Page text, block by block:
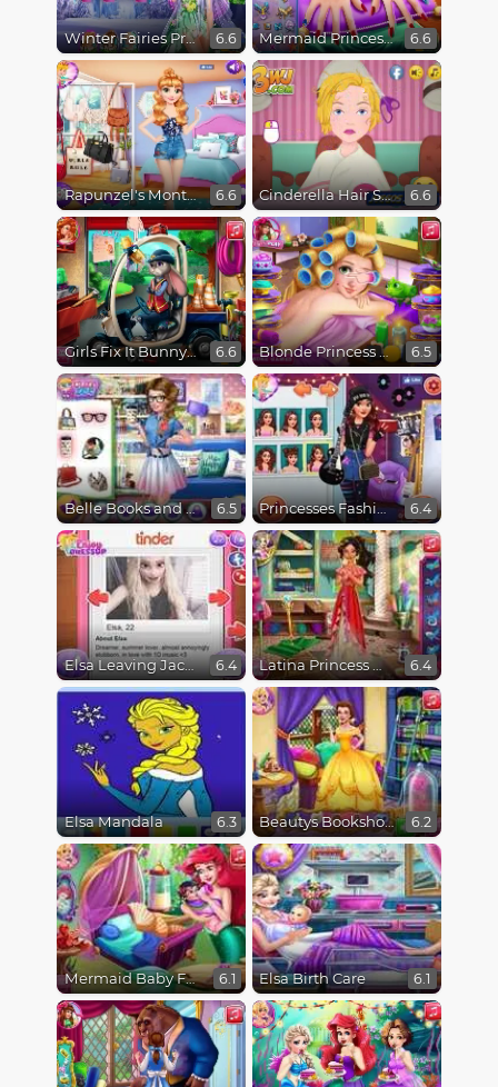
Winter Fairies Princesses 6.6 Mermaid Princess Nails Spa 6.6
Rapunzel's Monthly Favorites 6.6 Cinderella Hair Salon Disaster 6.6
Girls Fix It Bunny Car 6.6 Blonde Princess Spa Day 6.5
Belle Books and Fashion 6.5 Princesses Fashion Favorites 6.4
Elsa Leaving Jack Frost 6.4 Latina Princess Magical Tailor 6.4
Elsa Mandala 6.3 Beautys Bookshop 6.2
Mermaid Baby Feeding 6.1 Elsa Birth Care 6.1